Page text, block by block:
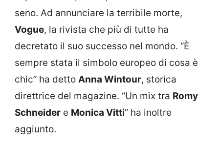
seno. Ad annunciare la terribile morte,
Vogue, la rivista che più di tutte ha
decretato il suo successo nel mondo. “È
sempre stata il simbolo europeo di cosa è
chic” ha detto Anna Wintour, storica
direttrice del magazine. “Un mix tra Romy
Schneider e Monica Vitti” ha inoltre
aggiunto.